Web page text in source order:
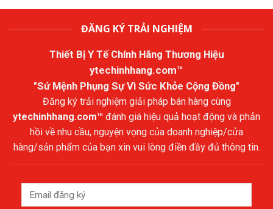
ĐĂNG KÝ TRẢI NGHIỆM
Thiết Bị Y Tế Chính Hãng Thương Hiệu
ytechinhhang.com™
"Sứ Mệnh Phụng Sự Vì Sức Khỏe Cộng Đồng"
Đăng ký trải nghiệm giải pháp bán hàng cùng
ytechinhhang.com™ đánh giá hiệu quả hoạt động và phản
hồi về nhu cầu, nguyện vọng của doanh nghiệp/cửa
hàng/sản phẩm của bạn xin vui lòng điền đầy đủ thông tin.